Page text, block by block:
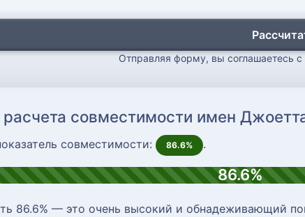
Отправляя форму, вы соглашаетесь с
расчета совместимости имен
совместимости: 86.6% .
86.6%
86.6% — это очень высокий и обнадеживающий